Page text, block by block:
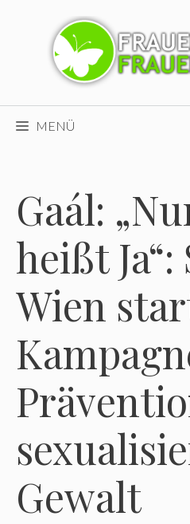
MENÜ
Gaál:
heißt
Wien
Gewalt